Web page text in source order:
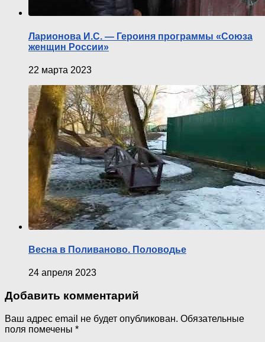
Ларионова И.С. — Героиня программы «Союза
женщин России»
22 марта 2023
Весна в Поливаново. Половодье
24 апреля 2023
Добавить комментарий
Ваш адрес email не будет опубликован. Обязательные
поля помечены *